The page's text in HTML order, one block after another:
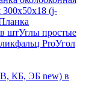
300х50х18 (j-
штУглы простые
ProУгол
КБ, ЭБ new) в